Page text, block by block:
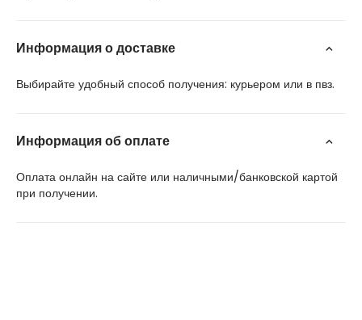
Информация о доставке
Выбирайте удобный способ получения: курьером или в пвз.
Информация об оплате
Оплата онлайн на сайте или наличными/банковской картой
при получении.